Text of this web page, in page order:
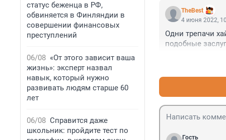
статус беженца в РФ,
обвиняется в Финляндии в
совершении финансовых
преступлений
06/08 «От этого зависит ваша
жизнь»: эксперт назвал
навык, который нужно
развивать людям старше 60
лет
06/08 Справится даже
школьник: пройдите тест по
TheBest
4 июня 2022,
Одни трепачи
подобные
Гость